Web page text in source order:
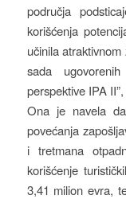
područja
korišćenja
učinila
sada
perspektive IPA
Ona je navela
povećanja
i tretmana
korišćenje
3,41 milion evra,